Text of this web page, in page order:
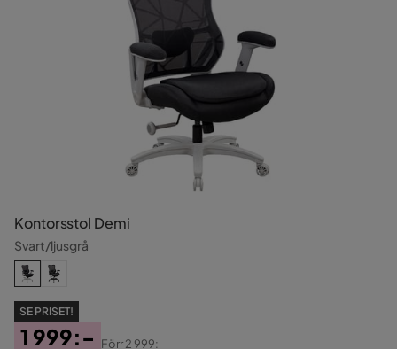
Kontorsstol Demi
Svart/ljusgrå
SE PRISET!
1 999:-
Förr2 999:-